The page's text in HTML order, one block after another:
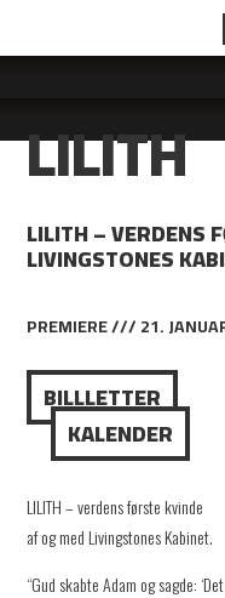
LILITH
LILITH – VERDENS
LIVINGSTONES
PREMIERE /// 21.
BILLLETTER
KALENDER
LILITH – verdens første kvinde
af og med Livingstones Kabinet.
“Gud skabte Adam og sagde: